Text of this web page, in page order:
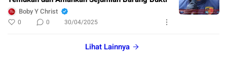
Boby Y Christ
0 0 30/04/2025
Lihat Lainnya